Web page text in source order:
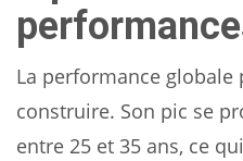
La performance globale
construire. Son pic se
entre 25 et 35 ans, ce